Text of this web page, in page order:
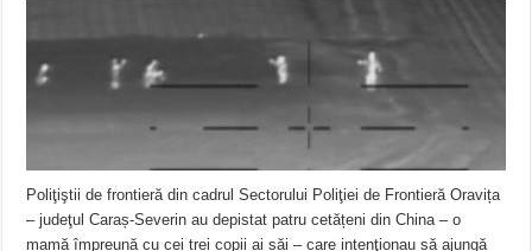
Poliţiştii de frontieră din cadrul Sectorului Poliţiei de Frontieră Oravița
– judeţul Caraș-Severin au depistat patru cetățeni din China – o
mamă împreună cu cei trei copii ai săi – care intenţionau să ajungă